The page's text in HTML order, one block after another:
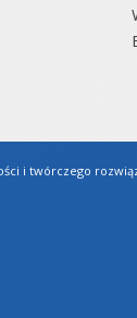
i twórczego